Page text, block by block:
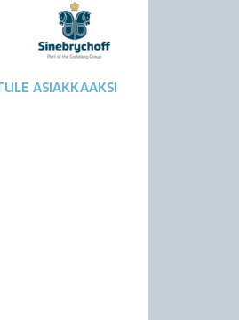
TULE ASIAKKAAKSI